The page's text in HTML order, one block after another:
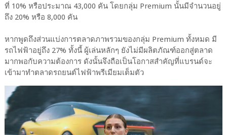
ที่ 10% หรือประมาณ 43,000 คัน โดยกลุ่ม Premium นั้นมีจำนวนอยู่
ถึง 20% หรือ 8,000 คัน
หากพูดถึงส่วนแบ่งการตลาดภาพรวมของกลุ่ม Premium ทั้งหมด มี
รถไฟฟ้าอยู่ถึง 27% ทั้งนี้ ผู้เล่นหลักๆ ยังไม่มีผลิตภัณฑ์ออกสู่ตลาด
มากพอกับความต้องการ ดังนั้นจึงถือเป็นโอกาสสำคัญที่แบรนด์จะ
เข้ามาทำตลาดรถยนต์ไฟฟ้าพรีเมียมเต็มตัว